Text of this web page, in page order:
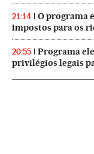
21:14
O programa
impostos para os
20:55
Programa
privilégios legais